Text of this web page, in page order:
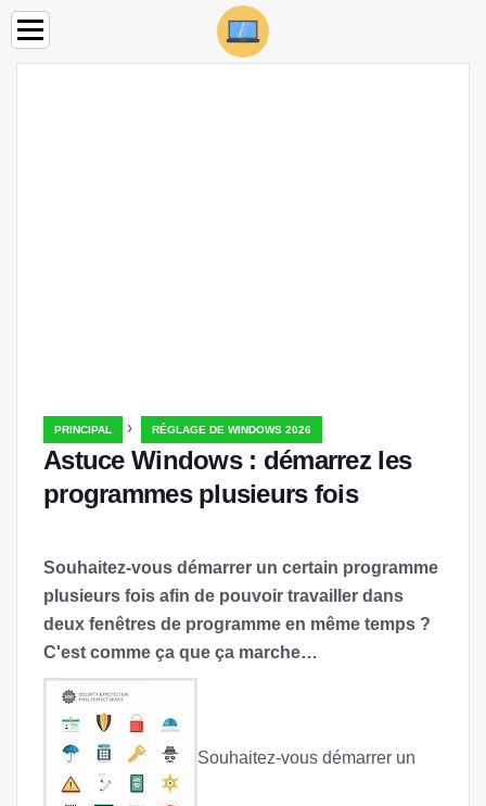
PRINCIPAL › RÉGLAGE DE WINDOWS 2026
Astuce Windows : démarrez les
programmes plusieurs fois
Souhaitez-vous démarrer un certain programme
plusieurs fois afin de pouvoir travailler dans
deux fenêtres de programme en même temps ?
C'est comme ça que ça marche…
Souhaitez-vous démarrer un